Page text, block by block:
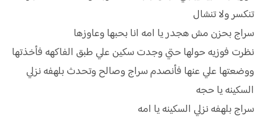
تنكسر ولا تنشال
سراج بحزن مش هجدر يا امه انا بحبها وعاوزها
نظرت فوزيه حولها حتي وجدت سکين علي طبق الفاكهه فأخذتها
ووضعتها علي عنها فأنصدم سراج وصالح وتحدث بلهفه نزلي
السکينه يا حجه
سراج بلهفه نزلي السکينه يا امه